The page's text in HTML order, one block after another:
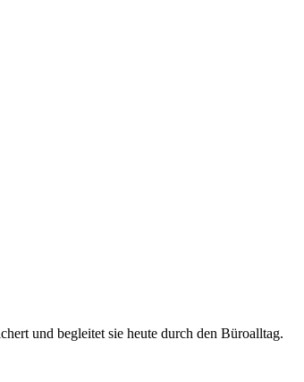
und begleitet sie heute durch den Büroalltag.